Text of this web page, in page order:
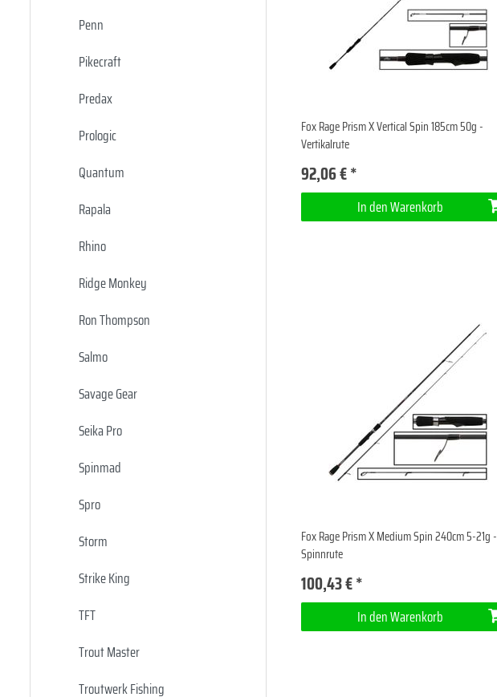
Penn
Pikecraft
Predax
Prologic
Quantum
Rapala
Rhino
Ridge Monkey
Ron Thompson
Salmo
Savage Gear
Seika Pro
Spinmad
Spro
Storm
Strike King
TFT
Trout Master
Troutwerk Fishing
Fox Rage Prism X Vertical Spin 185cm 50g -
Vertikalrute
92,06 € *
In den Warenkorb
Fox Rage Prism X Medium Spin 240cm 5-21g -
Spinnrute
100,43 € *
In den Warenkorb